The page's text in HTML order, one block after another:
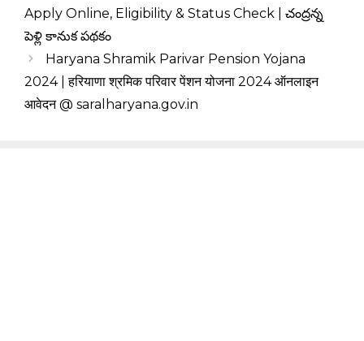
Apply Online, Eligibility & Status Check | చంద్రన్న
పెళ్లి కానుక పథకం
Haryana Shramik Parivar Pension Yojana
2024 | हरियाणा श्रमिक परिवार पेंशन योजना 2024 ऑनलाइन
आवेदन @ saralharyana.gov.in